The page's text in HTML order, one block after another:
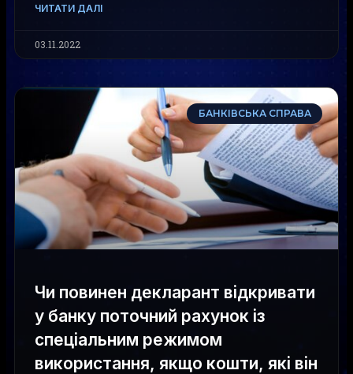
ЧИТАТИ ДАЛІ
03.11.2022
БАНКІВСЬКА СПРАВА
Чи повинен декларант відкривати
у банку поточний рахунок із
спеціальним режимом
використання, якщо кошти, які він